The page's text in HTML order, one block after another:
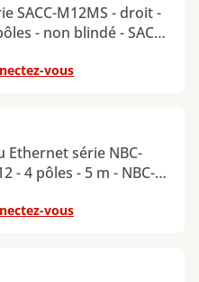
SACC-M12MS - droit -
- non blindé - SACC-
vous
Ethernet série NBC-
- 4 pôles - 5 m - NBC-
R4AC
vous